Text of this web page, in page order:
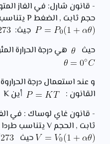
- قانون شارل: في الغاز
حجم ثابت , الضغط P يتناسب طردا مع درجة الحرارة t أي
جيث:
حيث
هي درجة الحرارة
القانون :
أين K يمثل ثابت التناسب .
- قانون غاي لوساك : في
ثابت , الحجم V يتناسب طردا مع درجة الحرارة
حيث